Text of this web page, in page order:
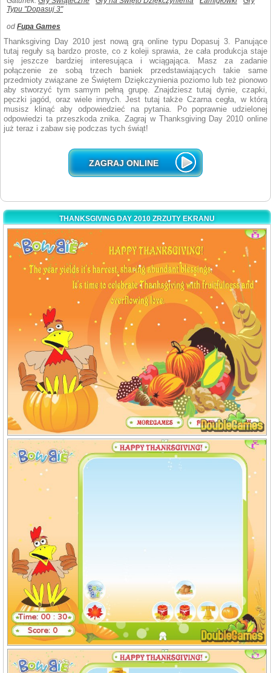
Typu "Dopasuj 3"
od Fupa Games
Thanksgiving Day 2010 jest nową grą online typu Dopasuj 3. Panujące
tutaj reguły są bardzo proste, co z koleji sprawia, że cała produkcja staje
się jeszcze bardziej interesująca i wciągająca. Masz za zadanie
połączenie ze sobą trzech baniek przedstawiających takie same
przedmioty związane ze Świętem Dziękczynienia poziomo lub też pionowo
aby stworzyć tym samym pełną grupę. Znajdziesz tutaj dynie, czapki,
pęczki jagód, oraz wiele innych. Jest tutaj także Czarna cegła, w którą
musisz klinąć aby odpowiedzieć na pytania. Po poprawnie udzielonej
odpowiedzi ta przeszkoda znika. Zagraj w Thanksgiving Day 2010 online
już teraz i zabaw się podczas tych świąt!
ZAGRAJ ONLINE
THANKSGIVING DAY 2010 ZRZUTY EKRANU